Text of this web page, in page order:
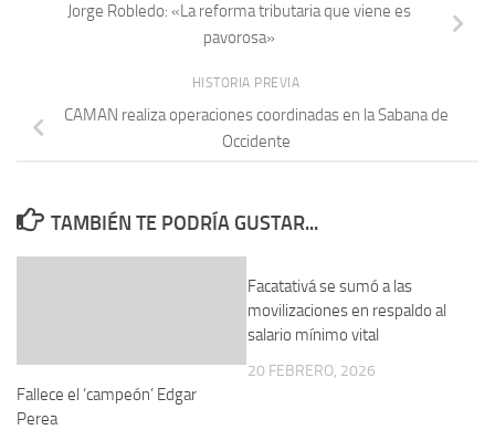
Jorge Robledo: «La reforma tributaria que viene es
pavorosa»
HISTORIA PREVIA
CAMAN realiza operaciones coordinadas en la Sabana de
Occidente
TAMBIÉN TE PODRÍA GUSTAR...
Fallece el ‘campeón’ Edgar
Perea
Facatativá se sumó a las
movilizaciones en respaldo al
salario mínimo vital
20 FEBRERO, 2026